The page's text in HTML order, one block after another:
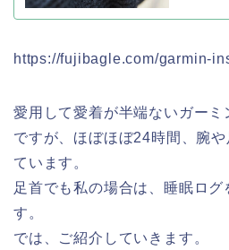
https://fujibagle.com/garmin-
愛用して愛着が半端ないガー
ですが、ほぼほぼ24時間、腕
ています。
足首でも私の場合は、睡眠ログ
す。
では、ご紹介していきます。